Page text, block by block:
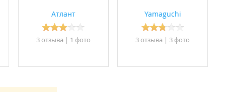
Атлант
3 отзывa | 1 фото
Yamaguchi
3 отзывa | 3 фото